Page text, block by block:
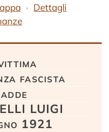
Dettagli
fascista
LUIGI
1921